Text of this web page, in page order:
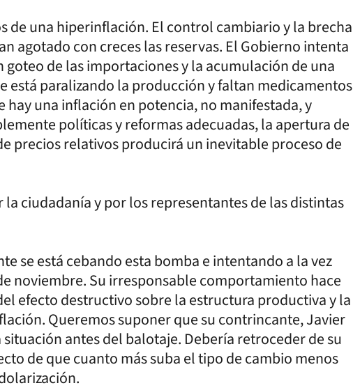
de una hiperinflación. El control cambiario y la brecha
agotado con creces las reservas. El Gobierno intenta
de las importaciones y la acumulación de una
está paralizando la producción y faltan medicamentos
hay una inflación en potencia, no manifestada, y
políticas y reformas adecuadas, la apertura de
precios relativos producirá un inevitable proceso de
ciudadanía y por los representantes de las distintas
se está cebando esta bomba e intentando a la vez
noviembre. Su irresponsable comportamiento hace
efecto destructivo sobre la estructura productiva y la
Queremos suponer que su contrincante, Javier
situación antes del balotaje. Debería retroceder de su
de que cuanto más suba el tipo de cambio menos